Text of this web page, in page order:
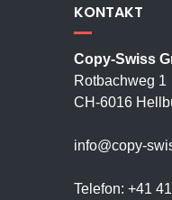
KONTAKT
Copy-Swiss
Rotbachweg 1
CH-6016
info@copy-
Telefon: +41